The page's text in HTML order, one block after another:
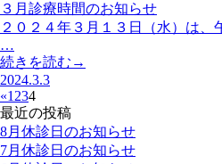
３月診療時間のお知らせ
２０２４年３月１３日（水）は、
…
続きを読む→
2024.3.3
«1 234
最近の投稿
8月休診日のお知らせ
7月休診日のお知らせ